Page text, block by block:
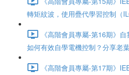
轉矩紋波，使用疊代學習控制（
《高階會員專屬-第16期》
如何有效自學電機控制？分享老
《高階會員專屬-第17期》